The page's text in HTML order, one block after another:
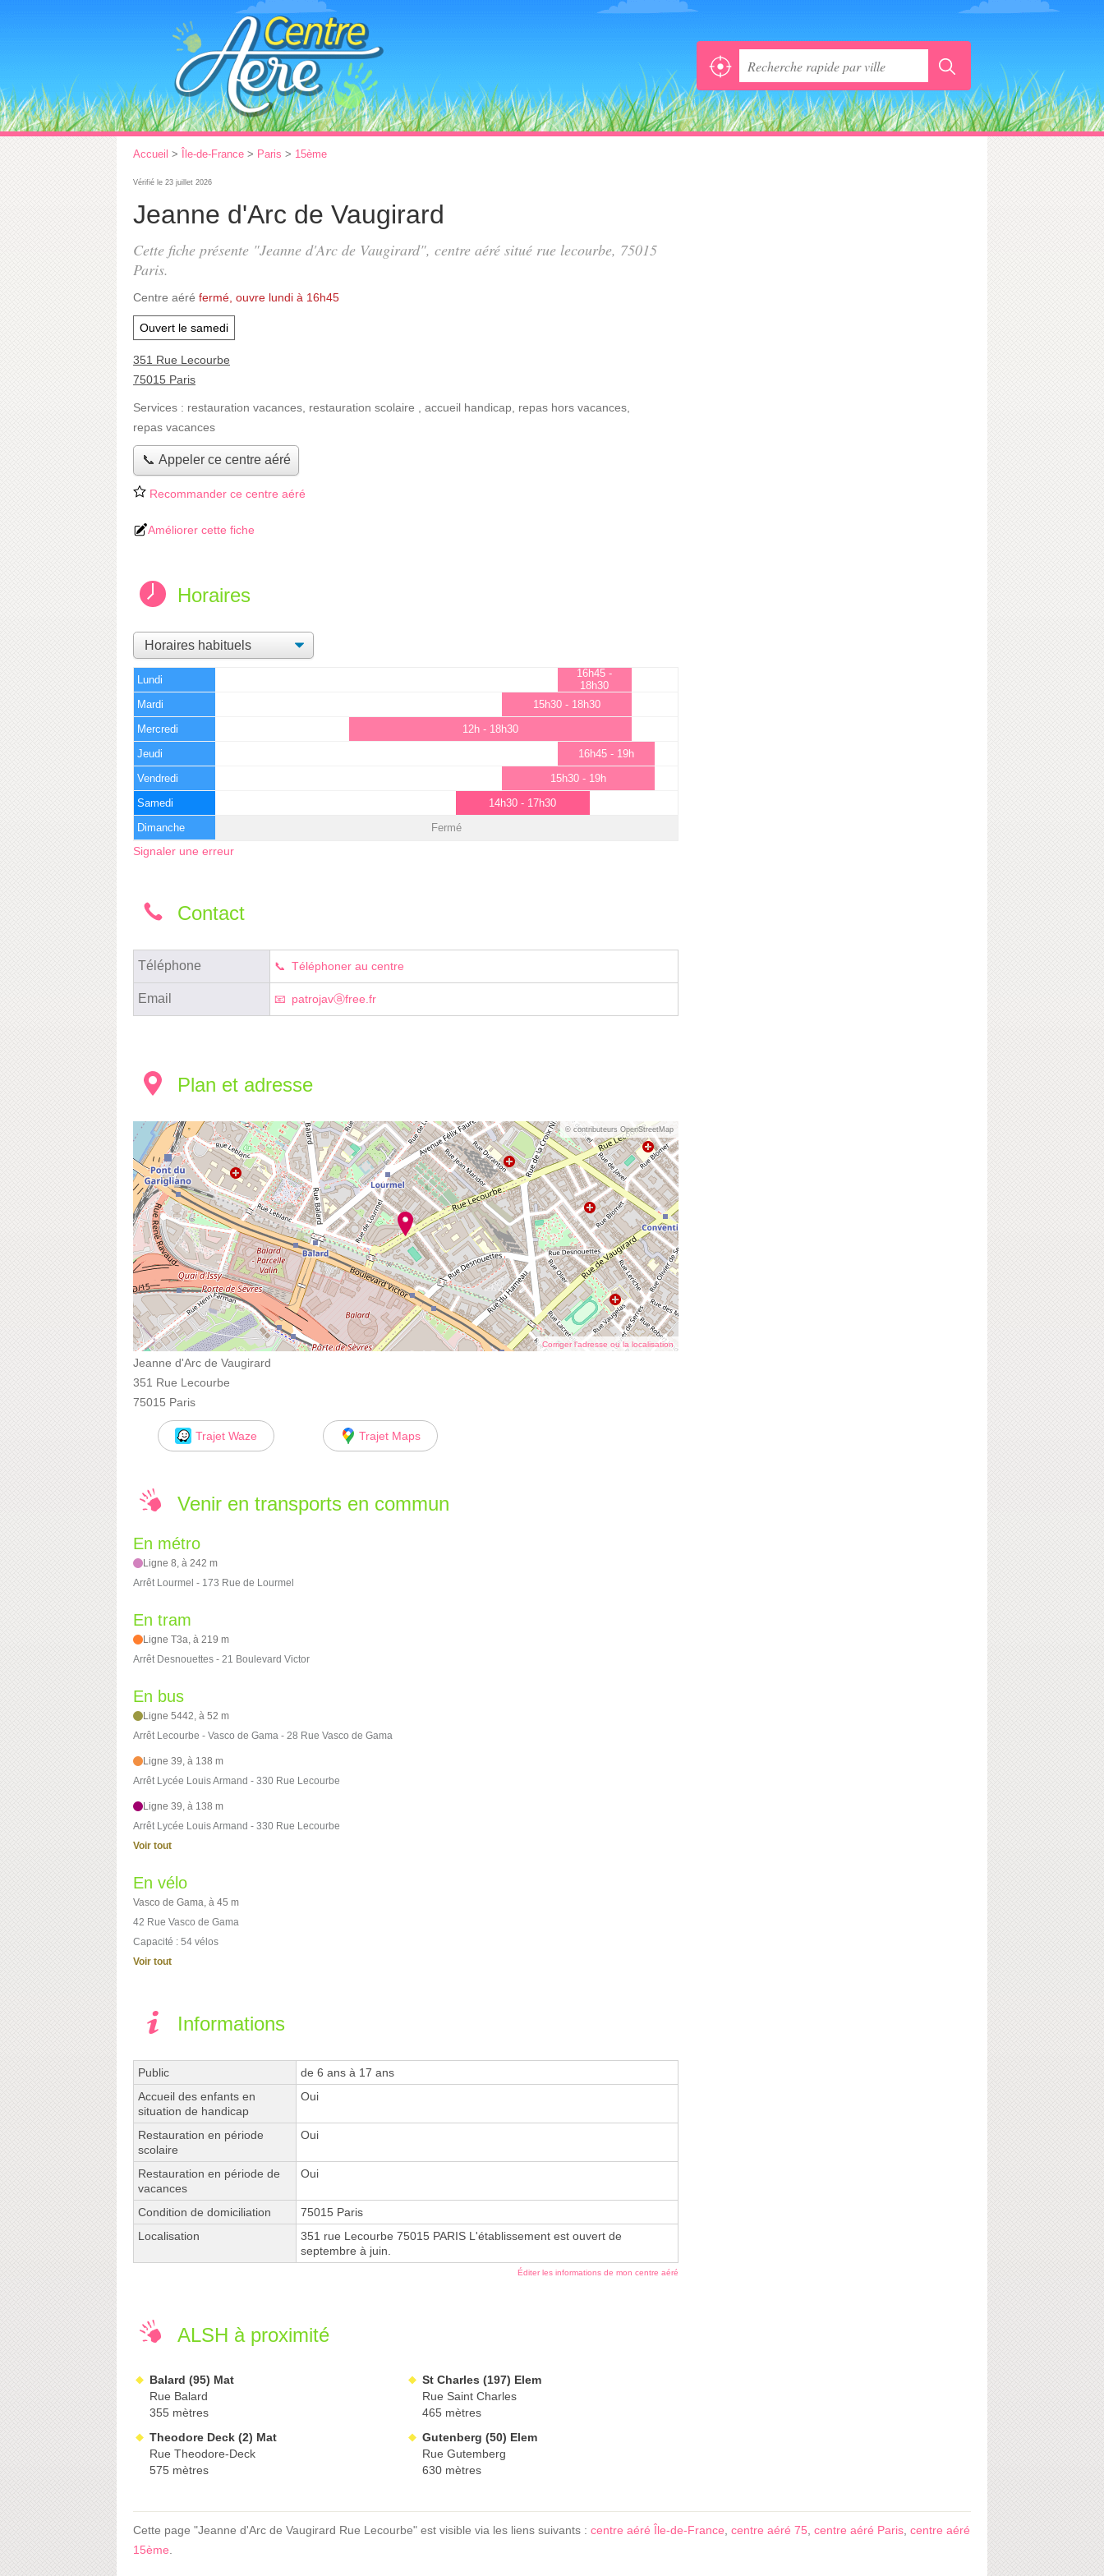
Accueil > Île-de-France > Paris > 15ème
Vérifié le 23 juillet 2026
Jeanne d'Arc de Vaugirard
Cette fiche présente "Jeanne d'Arc de Vaugirard", centre aéré situé rue lecourbe, 75015
Paris.
Centre aéré fermé, ouvre lundi à 16h45
Ouvert le samedi
351 Rue Lecourbe
75015 Paris
Services : restauration vacances restauration scolaire accueil handicap repas hors vacances
repas vacances
📞 Appeler ce centre aéré
Recommander ce centre aéré
Améliorer cette fiche
Horaires
Lundi
16h45 -
18h30
Mardi
15h30 - 18h30
Mercredi 12h - 18h30
Jeudi 16h45 - 19h
Vendredi 15h30 - 19h
Samedi 14h30 - 17h30
Dimanche Fermé
Signaler une erreur
Contact
Téléphone Téléphoner au centre
Email patrojavⓐfree.fr
Plan et adresse
© contributeurs OpenStreetMap
Corriger l’adresse ou la localisation
Jeanne d'Arc de Vaugirard
351 Rue Lecourbe
75015 Paris
Trajet Waze Trajet Maps
Venir en transports en commun
En métro
Ligne 8, à 242 m
Arrêt Lourmel - 173 Rue de Lourmel
En tram
Ligne T3a, à 219 m
Arrêt Desnouettes - 21 Boulevard Victor
En bus
Ligne 5442, à 52 m
Arrêt Lecourbe - Vasco de Gama - 28 Rue Vasco de Gama
Ligne 39, à 138 m
Arrêt Lycée Louis Armand - 330 Rue Lecourbe
Ligne 39, à 138 m
Arrêt Lycée Louis Armand - 330 Rue Lecourbe
Voir tout
En vélo
Vasco de Gama, à 45 m
42 Rue Vasco de Gama
Capacité : 54 vélos
Voir tout
Informations
Public
de 6 ans à 17 ans
Accueil des enfants en
situation de handicap
Oui
Restauration en période
scolaire
Oui
Restauration en période de
vacances
Oui
Condition de domiciliation
75015 Paris
Localisation
351 rue Lecourbe 75015 PARIS L'établissement est ouvert de
septembre à juin.
Éditer les informations de mon centre aéré
ALSH à proximité
Balard (95) Mat
Rue Balard
355 mètres
St Charles (197) Elem
Rue Saint Charles
465 mètres
Theodore Deck (2) Mat
Rue Theodore-Deck
575 mètres
Gutenberg (50) Elem
Rue Gutemberg
630 mètres
Cette page "Jeanne d'Arc de Vaugirard Rue Lecourbe" est visible via les liens suivants : centre aéré Île-de-France, centre aéré 75, centre aéré Paris, centre aéré
15ème.